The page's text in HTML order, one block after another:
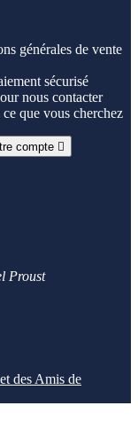
générales de vente
sécurisé
nous contacter
que vous cherchez
compte 
Proust
des Amis de